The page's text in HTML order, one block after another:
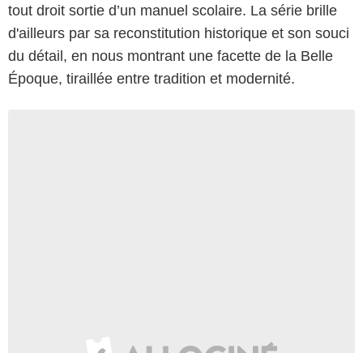
tout droit sortie d’un manuel scolaire. La série brille
d'ailleurs par sa reconstitution historique et son souci
du détail, en nous montrant une facette de la Belle
Époque, tiraillée entre tradition et modernité.